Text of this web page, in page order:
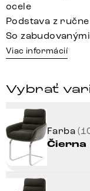
ocele
Podstava z
So
Viac informácií
Vybrať
Farba
Čierna